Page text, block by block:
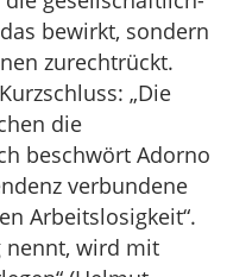
bewirkt, sondern
zurechtrückt.
„Die
die
beschwört Adorno
verbundene
Arbeitslosigkeit“.
nennt, wird mit